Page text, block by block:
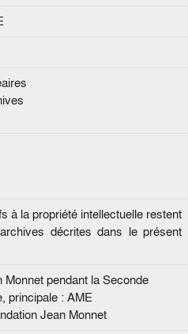
à la propriété intellectuelle restent
décrites dans le présent
Monnet pendant la Seconde
principale : AME
Jean Monnet